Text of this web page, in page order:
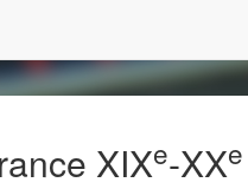
XIXe-XXe